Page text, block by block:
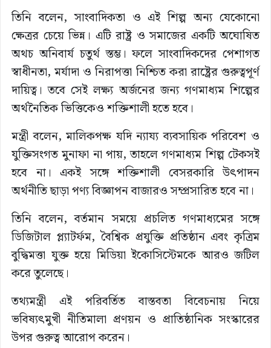
তিনি বলেন, সাংবাদিকতা ও এই শিল্প অন্য যেকোনো
ক্ষেত্রর চেয়ে ভিন্ন। এটি রাষ্ট্র ও সমাজের একটি অঘোষিত
অথচ অনিবার্য চতুর্থ স্তম্ভ। ফলে সাংবাদিকদের পেশাগত
স্বাধীনতা, মর্যাদা ও নিরাপত্তা নিশ্চিত করা রাষ্ট্রের গুরুত্বপূর্ণ
দায়িত্ব। তবে সেই লক্ষ্য অর্জনের জন্য গণমাধ্যম শিল্পের
অর্থনৈতিক ভিত্তিকেও শক্তিশালী হতে হবে।
মন্ত্রী বলেন, মালিকপক্ষ যদি ন্যায্য ব্যবসায়িক পরিবেশ ও
যুক্তিসংগত মুনাফা না পায়, তাহলে গণমাধ্যম শিল্প টেকসই
হবে না। একই সঙ্গে শক্তিশালী বেসরকারি উৎপাদন
অর্থনীতি ছাড়া পণ্য বিজ্ঞাপন বাজারও সম্প্রসারিত হবে না।
তিনি বলেন, বর্তমান সময়ে প্রচলিত গণমাধ্যমের সঙ্গে
ডিজিটাল প্ল্যাটর্ফম, বৈশ্বিক প্রযুক্তি প্রতিষ্ঠান এবং কৃত্রিম
বুদ্ধিমত্তা যুক্ত হয়ে মিডিয়া ইকোসিস্টেমকে আরও জটিল
করে তুলেছে।
তথ্যমন্ত্রী এই পরিবর্তিত বাস্তবতা বিবেচনায় নিয়ে
ভবিষ্যৎমুখী নীতিমালা প্রণয়ন ও প্রাতিষ্ঠানিক সংস্কারের
উপর গুরুত্ব আরোপ করেন।